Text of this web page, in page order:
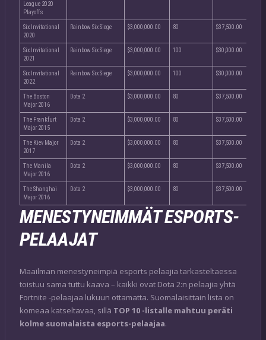
League 2020
Playoffs
Six Invitational
2020
Rainbow Six Siege $3,000,000.00 80 $37,500.00
Six Invitational
2021
Rainbow Six Siege $3,000,000.00 100 $30,000.00
Six Invitational
2022
Rainbow Six Siege $3,000,000.00 100 $30,000.00
The Boston
Major 2016
Dota 2 $3,000,000.00 80 $37,500.00
The Frankfurt
Major 2015
Dota 2 $3,000,000.00 80 $37,500.00
The Kiev Major
2017
Dota 2 $3,000,000.00 80 $37,500.00
The Manila
Major 2016
Dota 2 $3,000,000.00 80 $37,500.00
The Shanghai
Major 2016
Dota 2 $3,000,000.00 80 $37,500.00
MENESTYNEIMMÄT ESPORTS-
PELAAJAT
Maailman menestyneimpiä esports pelaajia tarkasteltaessa
toistuu sama tuttu kaava – kaikki ovat Dota 2:n pelaajia yhtä
Fortnite -pelaajaa lukuun ottamatta. Suomalaisittain lista on
komeaa katseltavaa, sillä TOP 10 -listalle mahtuu peräti
kolme suomalaista esports-pelaajaa.